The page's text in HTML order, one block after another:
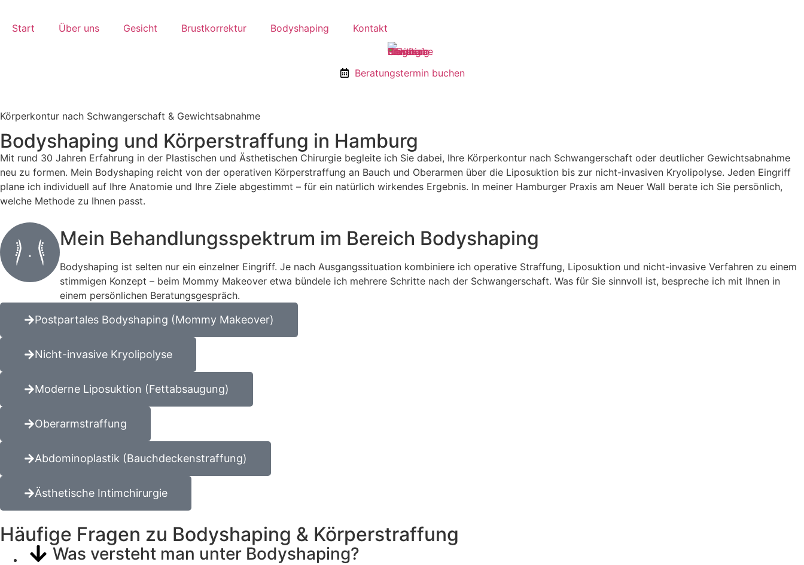
Start Über uns Gesicht Brustkorrektur Bodyshaping Kontakt
Beratungstermin buchen
Körperkontur nach Schwangerschaft & Gewichtsabnahme
Bodyshaping und Körperstraffung in Hamburg
Mit rund 30 Jahren Erfahrung in der Plastischen und Ästhetischen Chirurgie begleite ich Sie dabei, Ihre Körperkontur nach Schwanger­schaft oder deutlicher Gewichts­abnahme
neu zu formen. Mein Bodyshaping reicht von der operativen Körperstraffung an Bauch und Oberarmen über die Liposuktion bis zur nicht-invasiven Kryolipolyse. Jeden Eingriff
plane ich individuell auf Ihre Anatomie und Ihre Ziele abgestimmt – für ein natürlich wirkendes Ergebnis. In meiner Hamburger Praxis am Neuer Wall berate ich Sie persönlich,
welche Methode zu Ihnen passt.
Mein Behandlungs­spektrum im Bereich Bodyshaping
Bodyshaping ist selten nur ein einzelner Eingriff. Je nach Ausgangssituation kombiniere ich operative Straffung, Liposuktion und nicht-invasive Verfahren zu einem
stimmigen Konzept – beim Mommy Makeover etwa bündele ich mehrere Schritte nach der Schwangerschaft. Was für Sie sinnvoll ist, bespreche ich mit Ihnen in
einem persönlichen Beratungsgespräch.
Postpartales Bodyshaping (Mommy Makeover)
Nicht-invasive Kryolipolyse
Moderne Liposuktion (Fettabsaugung)
Oberarmstraffung
Abdominoplastik (Bauchdeckenstraffung)
Ästhetische Intimchirurgie
Häufige Fragen zu Bodyshaping & Körperstraffung
Was versteht man unter Bodyshaping?